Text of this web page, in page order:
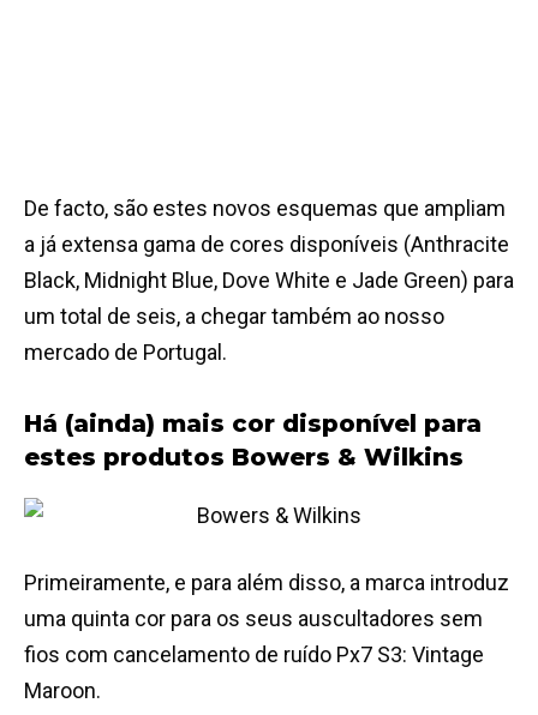
De facto, são estes novos esquemas que ampliam
a já extensa gama de cores disponíveis (Anthracite
Black, Midnight Blue, Dove White e Jade Green) para
um total de seis, a chegar também ao nosso
mercado de Portugal.
Há (ainda) mais cor disponível para
estes produtos Bowers & Wilkins
Primeiramente, e para além disso, a marca introduz
uma quinta cor para os seus auscultadores sem
fios com cancelamento de ruído Px7 S3: Vintage
Maroon.